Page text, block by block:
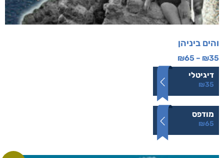
והים ביניהן
₪35
–
₪65
דיגיטלי
₪35
מודפס
₪65